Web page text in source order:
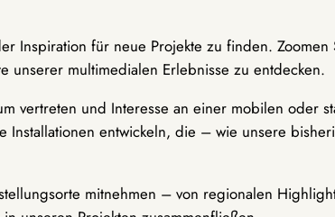
Inspiration für neue Projekte zu finden.
unserer multimedialen Erlebnisse zu entdecken.
vertreten und Interesse an einer mobilen oder
Installationen entwickeln, die – wie unsere
mitnehmen – von regionalen